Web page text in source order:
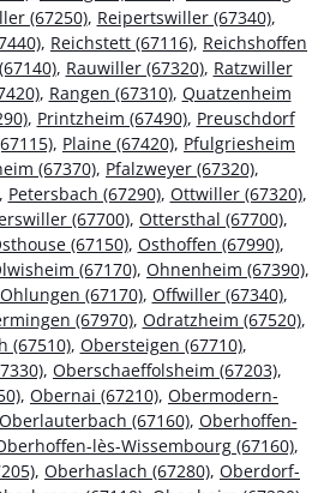
(67250), Reipertswiller (67340),
, Reichstett (67116), Reichshoffen
, Rauwiller (67320), Ratzwiller
, Rangen (67310), Quatzenheim
, Printzheim (67490), Preuschdorf
, Plaine (67420), Pfulgriesheim
(67370), Pfalzweyer (67320),
Petersbach (67290), Ottwiller (67320),
(67700), Ottersthal (67700),
(67150), Osthoffen (67990),
(67170), Ohnenheim (67390),
Ohlungen (67170), Offwiller (67340),
(67970), Odratzheim (67520),
(67510), Obersteigen (67710),
, Oberschaeffolsheim (67203),
, Obernai (67210), Obermodern-
Oberlauterbach (67160), Oberhoffen-
lès-Wissembourg (67160),
, Oberhaslach (67280), Oberdorf-